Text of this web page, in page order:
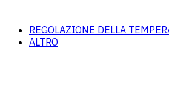
REGOLAZIONE DELLA
ALTRO